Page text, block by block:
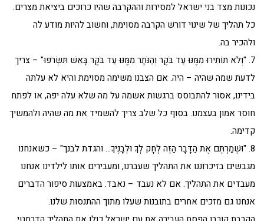
נכונות מצד בני ישראל למסירות וההקרבה שהיו כרוכים ביציאת מצרים.
כל תהליך של שינוי דורש הקרבה מסוימת, וחשוב להיות מודע לה
ולהכיר בה.
7. "וְלֹא תוֹתִירוּ מִמֶּנּוּ עַד בֹּקֶר וְהַנֹּתָר מִמֶּנּוּ עַד בֹּקֶר בָּאֵשׁ תִּשְׂרֹפוּ" – צריך
לדעת שמה שהיה – היה. אם הצבנו משימה מסוימת והיא לא עלתה
בידינו, אסור להתבוסס ברגשות אשמה על מה שלא עלה יפה, או לפתח
חוסר אמון בעצמנו. בסוף כל שלב צריך להשמיד את מה שהיה ולהמשיך
קדימה.
8. "וּשְׁמַרְתֶּם אֶת הַדָּבָר הַזֶּה לְחָק לְךָ וּלְבָנֶיךָ… והגדת לבנך" – כשאנחנו
מגבשים בזיכרוננו את התהליך שעברנו, ומעבירים אותו לילדינו אנחנו
מעבדים את התהליך. אם לא נעבד – נאבד. באמצעות סיפור הדברים
אנחנו גם מזכים אחרים בתובנות שעלו מתוך ההתנסות שלנו.